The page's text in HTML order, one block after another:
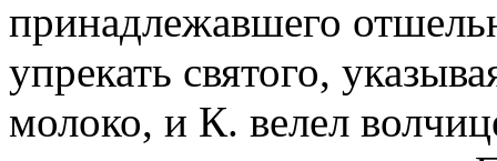
принадлежавшего
упрекать святого,
молоко, и К. велел